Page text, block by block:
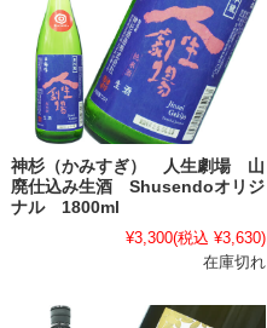
神杉（かみすぎ） 人生劇場 山
廃仕込み生酒 Shusendoオリジ
ナル 1800ml
¥3,300(税込 ¥3,630)
在庫切れ